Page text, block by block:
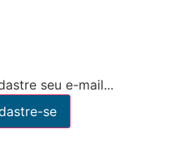
seu e-mail...